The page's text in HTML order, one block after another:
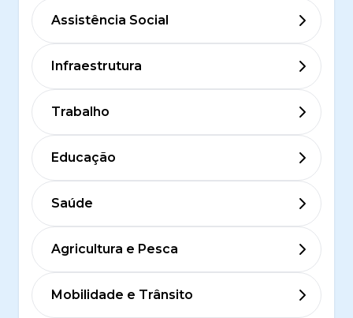
Assistência Social
Infraestrutura
Trabalho
Educação
Saúde
Agricultura e Pesca
Mobilidade e Trânsito